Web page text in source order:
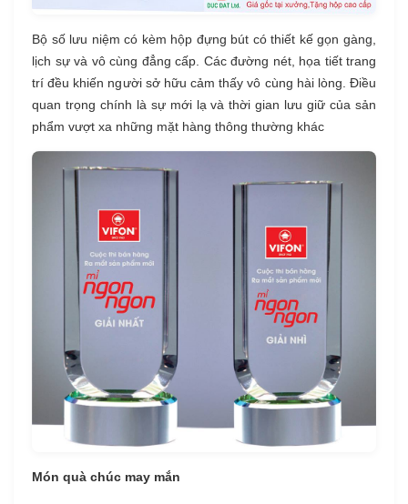
Bộ số lưu niệm có kèm hộp đựng bút có thiết kế gọn gàng,
lịch sự và vô cùng đẳng cấp. Các đường nét, họa tiết trang
trí đều khiến người sở hữu cảm thấy vô cùng hài lòng. Điều
quan trọng chính là sự mới lạ và thời gian lưu giữ của sản
phẩm vượt xa những mặt hàng thông thường khác
Món quà chúc may mắn